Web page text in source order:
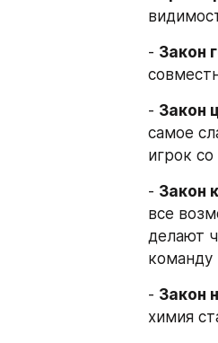
- Закон
- Закон
самое
игрок
- Закон
все
делают
команду
- Закон
химия